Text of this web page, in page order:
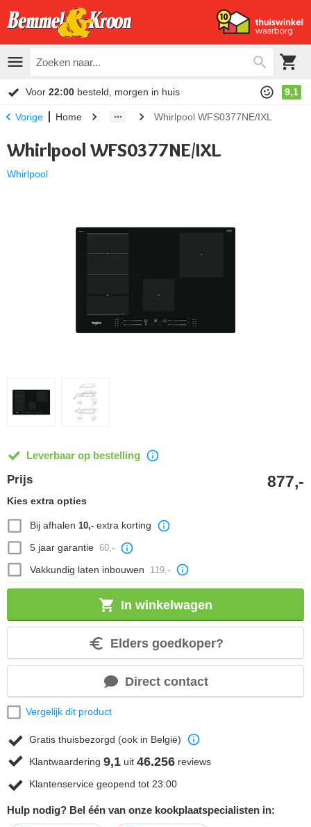
Voor 22:00 besteld, morgen in huis 9,1
Vorige Home Whirlpool WFS0377NE/IXL
Whirlpool WFS0377NE/IXL
Whirlpool
Leverbaar op bestelling
Prijs 877,-
Kies extra opties
Bij afhalen 10,-extra korting
5 jaar garantie 60,-
Vakkundig laten inbouwen 119,-
In winkelwagen
Elders goedkoper?
Direct contact
Vergelijk dit product
Gratis thuisbezorgd (ook in België)
Klantwaardering 9,1 uit 46.256 reviews
Klantenservice geopend tot 23:00
Hulp nodig? Bel één van onze kookplaatspecialisten in: